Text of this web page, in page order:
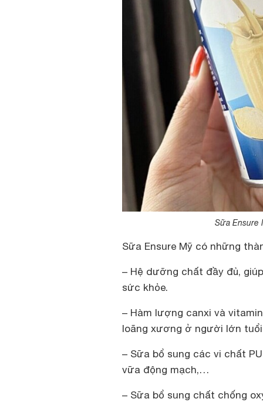
Sữa Ensure
Sữa Ensure Mỹ có những
– Hệ dưỡng chất đầy đủ,
sức khỏe.
– Hàm lượng canxi và
loãng xương ở người lớn
– Sữa bổ sung các vi chất
vữa động mạch,…
– Sữa bổ sung chất chống